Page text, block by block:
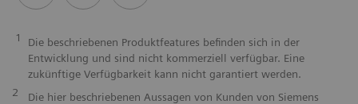
1
Die beschriebenen Produktfeatures befinden sich in der
Entwicklung und sind nicht kommerziell verfügbar. Eine
zukünftige Verfügbarkeit kann nicht garantiert werden.
2
Die hier beschriebenen Aussagen von Kunden von Siemens